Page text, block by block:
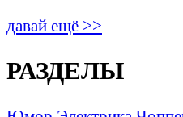
давай ещё >>
РАЗДЕЛЫ